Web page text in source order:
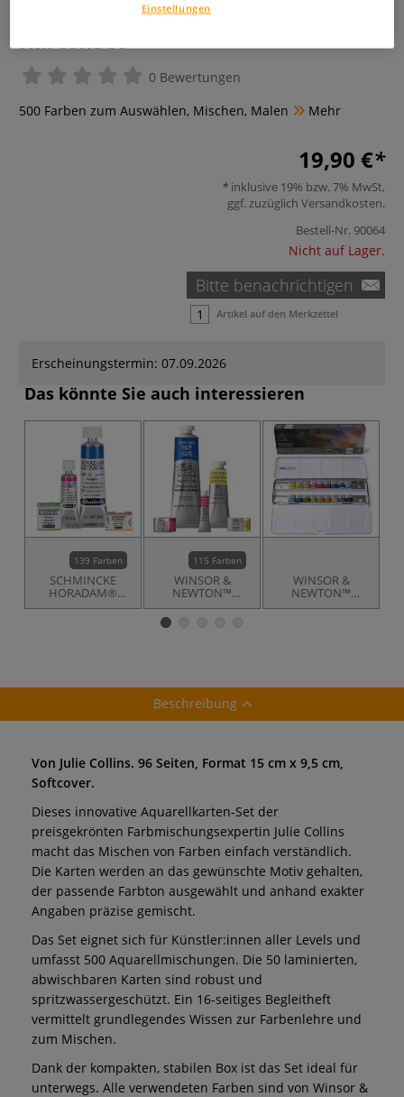
Aquarellfarben mischen - das
Kartenset
0 Bewertungen
500 Farben zum Auswählen, Mischen, Malen
Mehr
19,90 €
inklusive 19% bzw. 7% MwSt,
ggf. zuzüglich Versandkosten.
Bestell-Nr. 90064
Nicht auf Lager.
Bitte benachrichtigen
Artikel auf den Merkzettel
Erscheinungstermin: 07.09.2026
Das könnte Sie auch interessieren
139 Farben
SCHMINCKE
HORADAM®
Feinste Künstler-
115 Farben
WINSOR &
NEWTON™
Professional
WATER COLOUR™
WINSOR &
NEWTON™
Professional
Beschreibung
Von Julie Collins. 96 Seiten, Format 15 cm x 9,5 cm,
Softcover.
Dieses innovative Aquarellkarten-Set der
preisgekrönten Farbmischungsexpertin Julie Collins
macht das Mischen von Farben einfach verständlich.
Die Karten werden an das gewünschte Motiv gehalten,
der passende Farbton ausgewählt und anhand exakter
Angaben präzise gemischt.
Das Set eignet sich für Künstler:innen aller Levels und
umfasst 500 Aquarellmischungen. Die 50 laminierten,
abwischbaren Karten sind robust und
spritzwassergeschützt. Ein 16-seitiges Begleitheft
vermittelt grundlegendes Wissen zur Farbenlehre und
zum Mischen.
Dank der kompakten, stabilen Box ist das Set ideal für
unterwegs. Alle verwendeten Farben sind von Winsor &
Einstellungen